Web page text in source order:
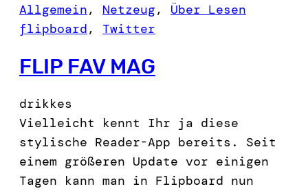
Allgemein, Netzeug, Über Lesen
flipboard, Twitter
FLIP FAV MAG
drikkes
Vielleicht kennt Ihr ja diese
stylische Reader-App bereits. Seit
einem größeren Update vor einigen
Tagen kann man in Flipboard nun